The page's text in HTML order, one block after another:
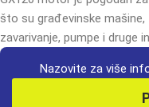
što su građevinske
zavarivanje, pumpe i druge
Nazovite za više